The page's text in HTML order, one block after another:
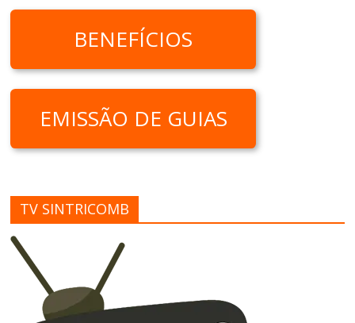
BENEFÍCIOS
EMISSÃO DE GUIAS
TV SINTRICOMB